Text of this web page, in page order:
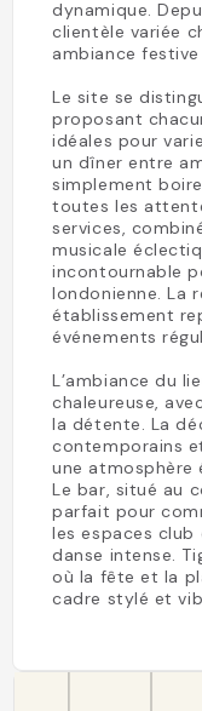
dynamique.
clientèle variée
ambiance
Le site se
proposant
idéales pour
un dîner entre
simplement
toutes les
services,
musicale
incontournable
londonienne. La
établissement
événements
L’ambiance du
chaleureuse,
la détente. La
contemporains
une atmosphère
Le bar, situé au
parfait pour
les espaces
danse intense.
où la fête et la
cadre stylé et